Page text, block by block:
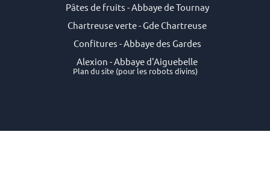
Pâtes de fruits - Abbaye de Tournay
Chartreuse verte - Gde Chartreuse
Confitures - Abbaye des Gardes
Alexion - Abbaye d'Aiguebelle
Plan du site(pour les robots divins)